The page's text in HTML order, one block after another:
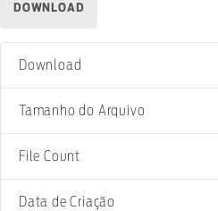
DOWNLOAD
Download
Tamanho do Arquivo
File Count
Data de Criação